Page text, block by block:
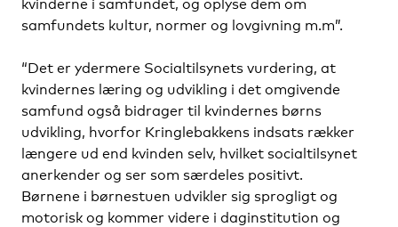
kvinderne i samfundet, og oplyse dem om
samfundets kultur, normer og lovgivning m.m”.
“Det er ydermere Socialtilsynets vurdering, at
kvindernes læring og udvikling i det omgivende
samfund også bidrager til kvindernes børns
udvikling, hvorfor Kringlebakkens indsats rækker
længere ud end kvinden selv, hvilket socialtilsynet
anerkender og ser som særdeles positivt.
Børnene i børnestuen udvikler sig sprogligt og
motorisk og kommer videre i daginstitution og